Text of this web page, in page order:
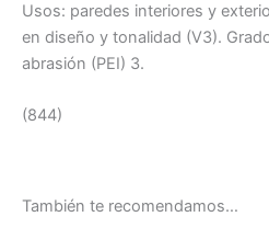
Usos: paredes interiores y
en diseño y tonalidad (V3).
abrasión (PEI) 3.
(844)
También te recomendamos…